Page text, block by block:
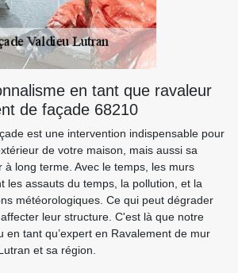
en tant que ravaleur
de façade 68210
est une intervention indispensable pour
de votre maison, mais aussi sa
à long terme. Avec le temps, les murs
les assauts du temps, la pollution, et la
météorologiques. Ce qui peut dégrader
leur structure. C'est là que notre
en tant qu’expert en Ravalement de mur
et sa région.